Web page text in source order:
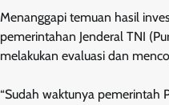
Menanggapi temuan hasil
pemerintahan Jenderal TNI
melakukan evaluasi dan
“Sudah waktunya pemerintah